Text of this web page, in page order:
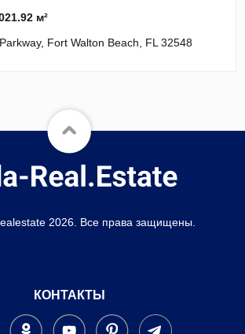
м²
Fort Walton Beach, FL 32548
2026. Все права защищены.
КОНТАКТЫ